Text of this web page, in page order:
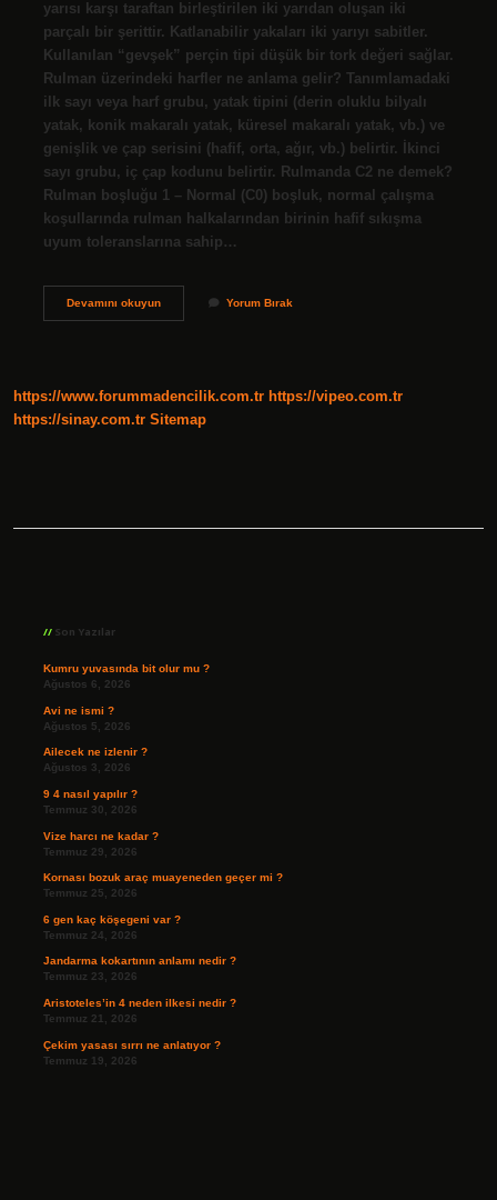
yarısı karşı taraftan birleştirilen iki yarıdan oluşan iki
parçalı bir şerittir. Katlanabilir yakaları iki yarıyı sabitler.
Kullanılan “gevşek” perçin tipi düşük bir tork değeri sağlar.
Rulman üzerindeki harfler ne anlama gelir? Tanımlamadaki
ilk sayı veya harf grubu, yatak tipini (derin oluklu bilyalı
yatak, konik makaralı yatak, küresel makaralı yatak, vb.) ve
genişlik ve çap serisini (hafif, orta, ağır, vb.) belirtir. İkinci
sayı grubu, iç çap kodunu belirtir. Rulmanda C2 ne demek?
Rulman boşluğu 1 – Normal (C0) boşluk, normal çalışma
koşullarında rulman halkalarından birinin hafif sıkışma
uyum toleranslarına sahip…
Devamını okuyunRulmanda
Yorum Bırak
https://www.forummadencilik.com.tr https://vipeo.com.tr
https://sinay.com.tr Sitemap
Son Yazılar
Kumru yuvasında bit olur mu ?
Ağustos 6, 2026
Avi ne ismi ?
Ağustos 5, 2026
Ailecek ne izlenir ?
Ağustos 3, 2026
9 4 nasıl yapılır ?
Temmuz 30, 2026
Vize harcı ne kadar ?
Temmuz 29, 2026
Kornası bozuk araç muayeneden geçer mi ?
Temmuz 25, 2026
6 gen kaç köşegeni var ?
Temmuz 24, 2026
Jandarma kokartının anlamı nedir ?
Temmuz 23, 2026
Aristoteles’in 4 neden ilkesi nedir ?
Temmuz 21, 2026
Çekim yasası sırrı ne anlatıyor ?
Temmuz 19, 2026